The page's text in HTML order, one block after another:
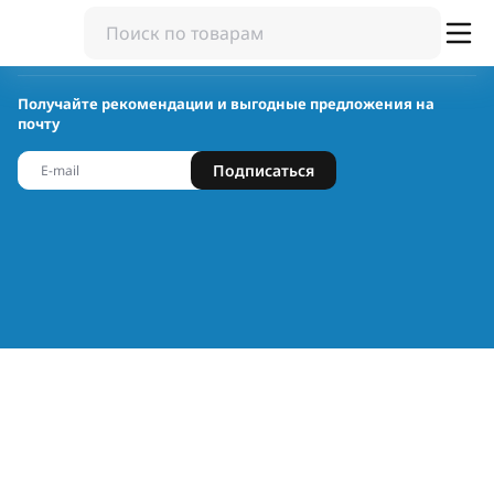
Получайте рекомендации и выгодные предложения на
почту
Подписаться